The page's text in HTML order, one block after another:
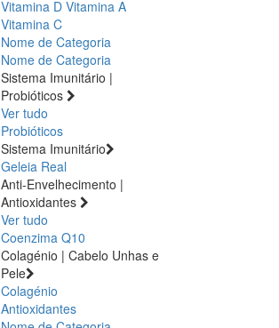
Vitamina D Vitamina A
Vitamina C
Nome de Categoria
Nome de Categoria
Sistema Imunitário |
Probióticos
Ver tudo
Probióticos
Sistema Imunitário
Geleia Real
Anti-Envelhecimento |
Antioxidantes
Ver tudo
Coenzima Q10
Colagénio | Cabelo Unhas e
Pele
Colagénio
Antioxidantes